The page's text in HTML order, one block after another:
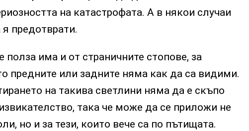
на катастрофата. А в някои случаи
предотврати.
полза има и от страничните стопове, за
предните или задните няма как да са видими.
на такива светлини няма да е скъпо
така че може да се приложи не
но и за тези, които вече са по пътищата.